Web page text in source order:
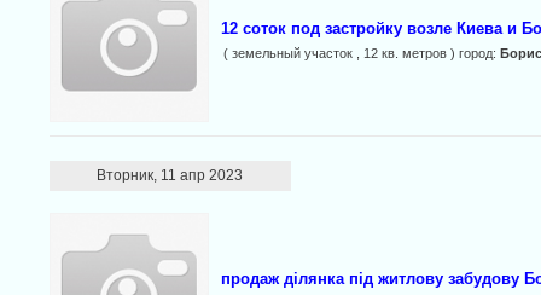
12 соток под застройку возле Киева и
( земельный участок , 12 кв. метров ) город:
Вторник, 11 апр 2023
продаж ділянка під житлову забудову